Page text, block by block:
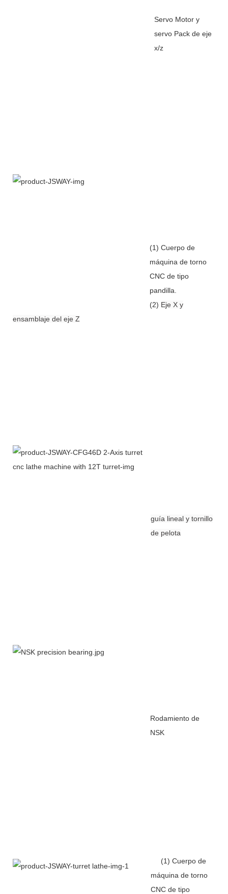
Servo Motor y
servo Pack de eje
x/z
(1) Cuerpo de
máquina de torno
CNC de tipo
pandilla.
(2) Eje X y
ensamblaje del eje Z
guía lineal y tornillo
de pelota
Rodamiento de
NSK
(1) Cuerpo de
máquina de torno
CNC de tipo